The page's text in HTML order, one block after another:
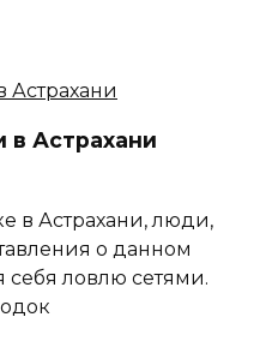
в Астрахани
в Астрахани, люди,
о данном
себя ловлю сетями.